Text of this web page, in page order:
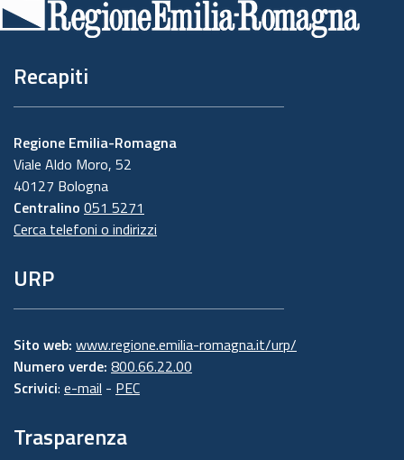
pagina
Recapiti
Regione Emilia-Romagna
Viale Aldo Moro, 52
40127 Bologna
Centralino 051 5271
Cerca telefoni o indirizzi
URP
Sito web: www.regione.emilia-romagna.it/urp/
Numero verde: 800.66.22.00
Scrivici: e-mail - PEC
Trasparenza